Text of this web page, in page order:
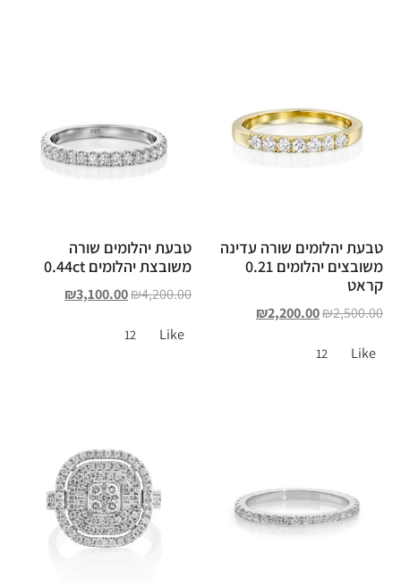
טבעת יהלומים שורה עדינה
משובצים יהלומים 0.21
קראט
₪2,500.00
₪2,200.00
Like
12
טבעת יהלומים שורה
משובצת יהלומים 0.44ct
₪4,200.00
₪3,100.00
Like
12